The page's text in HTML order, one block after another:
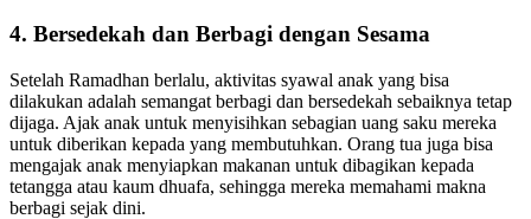
4. Bersedekah dan Berbagi dengan Sesama
Setelah Ramadhan berlalu, aktivitas syawal anak yang bisa
dilakukan adalah semangat berbagi dan bersedekah sebaiknya tetap
dijaga. Ajak anak untuk menyisihkan sebagian uang saku mereka
untuk diberikan kepada yang membutuhkan. Orang tua juga bisa
mengajak anak menyiapkan makanan untuk dibagikan kepada
tetangga atau kaum dhuafa, sehingga mereka memahami makna
berbagi sejak dini.